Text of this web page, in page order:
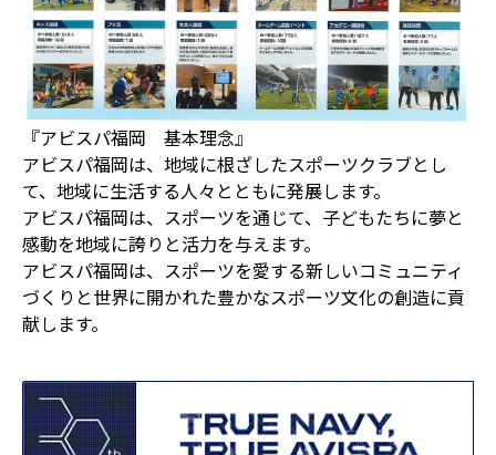
『アビスパ福岡 基本理念』
アビスパ福岡は、地域に根ざしたスポーツクラブとし
て、地域に生活する人々とともに発展します。
アビスパ福岡は、スポーツを通じて、子どもたちに夢と
感動を地域に誇りと活力を与えます。
アビスパ福岡は、スポーツを愛する新しいコミュニティ
づくりと世界に開かれた豊かなスポーツ文化の創造に貢
献します。